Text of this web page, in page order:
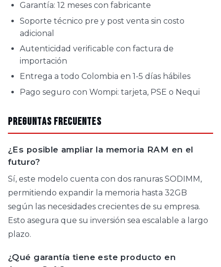
Garantía: 12 meses con fabricante
Soporte técnico pre y post venta sin costo
adicional
Autenticidad verificable con factura de
importación
Entrega a todo Colombia en 1-5 días hábiles
Pago seguro con Wompi: tarjeta, PSE o Nequi
Preguntas Frecuentes
¿Es posible ampliar la memoria RAM en el
futuro?
Sí, este modelo cuenta con dos ranuras SODIMM,
permitiendo expandir la memoria hasta 32GB
según las necesidades crecientes de su empresa.
Esto asegura que su inversión sea escalable a largo
plazo.
¿Qué garantía tiene este producto en